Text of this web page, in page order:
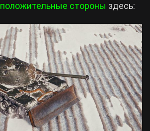
положительные стороны здесь: